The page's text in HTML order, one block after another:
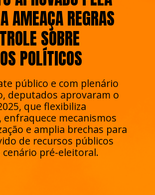
AMEAÇA REGRAS
SOBRE
POLÍTICOS
público e com plenário
deputados aprovaram o
que flexibiliza
enfraquece mecanismos
e amplia brechas para
de recursos públicos
cenário pré-eleitoral.